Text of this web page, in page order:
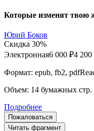
Которые изменят твою
Юрий Боков
Скидка 30%
Электронная6 000 ₽4 200
Формат: epub, fb2,
Объем: 14 бумажных стр.
Подробнее
Пожаловаться
Читать фрагмент